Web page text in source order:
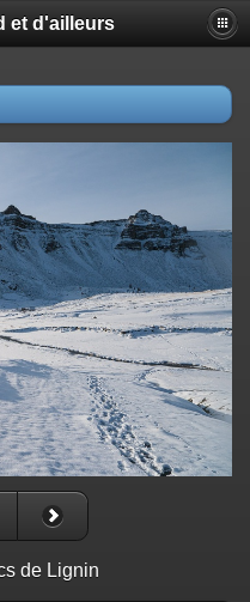
et d'ailleurs
de Lignin